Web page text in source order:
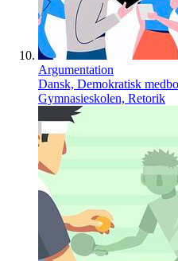
Argumentation
Dansk, Demokratisk
Gymnasieskolen, Retorik